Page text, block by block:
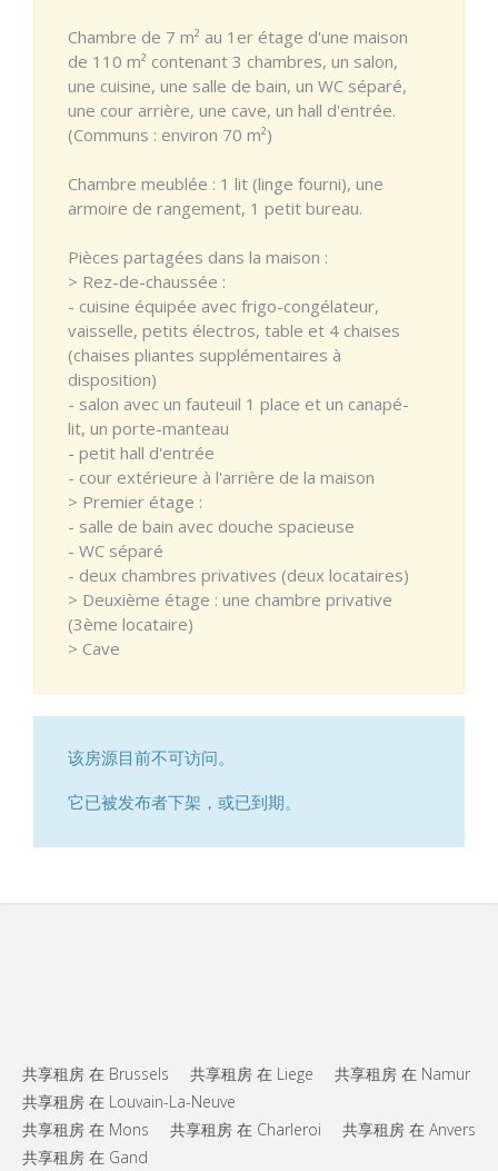
Chambre de 7 m² au 1er étage d'une maison
de 110 m² contenant 3 chambres, un salon,
une cuisine, une salle de bain, un WC séparé,
une cour arrière, une cave, un hall d'entrée.
(Communs : environ 70 m²)
Chambre meublée : 1 lit (linge fourni), une
armoire de rangement, 1 petit bureau.
Pièces partagées dans la maison :
> Rez-de-chaussée :
- cuisine équipée avec frigo-congélateur,
vaisselle, petits électros, table et 4 chaises
(chaises pliantes supplémentaires à
disposition)
- salon avec un fauteuil 1 place et un canapé-
lit, un porte-manteau
- petit hall d'entrée
- cour extérieure à l'arrière de la maison
> Premier étage :
- salle de bain avec douche spacieuse
- WC séparé
- deux chambres privatives (deux locataires)
> Deuxième étage : une chambre privative
(3ème locataire)
> Cave
该房源目前不可访问。
它已被发布者下架，或已到期。
共享租房 在 Brussels 共享租房 在 Liege
共享租房 在 Namur
共享租房 在 Louvain-La-Neuve
共享租房 在 Mons
共享租房 在 Charleroi
共享租房 在 Anvers
共享租房 在 Gand